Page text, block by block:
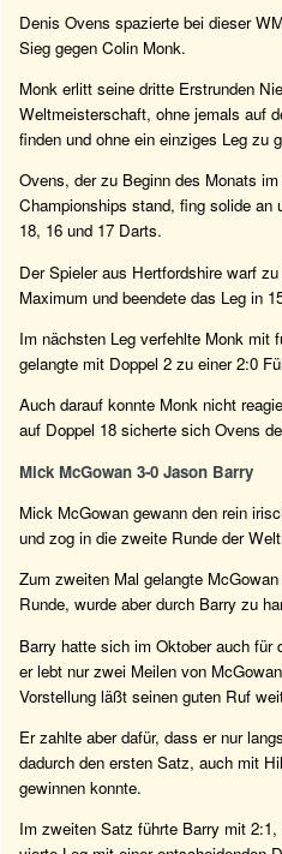
Denis Ovens spazierte bei dieser
Sieg gegen Colin Monk.
Monk erlitt seine dritte Erstrunden
Weltmeisterschaft, ohne jemals auf
finden und ohne ein einziges Leg zu
Ovens, der zu Beginn des Monats
Championships stand, fing solide an
18, 16 und 17 Darts.
Der Spieler aus Hertfordshire warf
Maximum und beendete das Leg in
Im nächsten Leg verfehlte Monk mit
gelangte mit Doppel 2 zu einer 2:0
Auch darauf konnte Monk nicht
auf Doppel 18 sicherte sich Ovens
Mick McGowan 3-0 Jason Barry
Mick McGowan gewann den rein
und zog in die zweite Runde der
Zum zweiten Mal gelangte
Runde, wurde aber durch Barry zu
Barry hatte sich im Oktober auch für
er lebt nur zwei Meilen von
Vorstellung läßt seinen guten Ruf
Er zahlte aber dafür, dass er nur
dadurch den ersten Satz, auch mit
gewinnen konnte.
Im zweiten Satz führte Barry mit